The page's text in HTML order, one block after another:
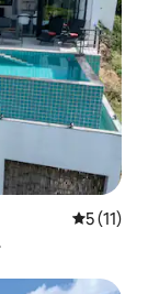
5 (11)